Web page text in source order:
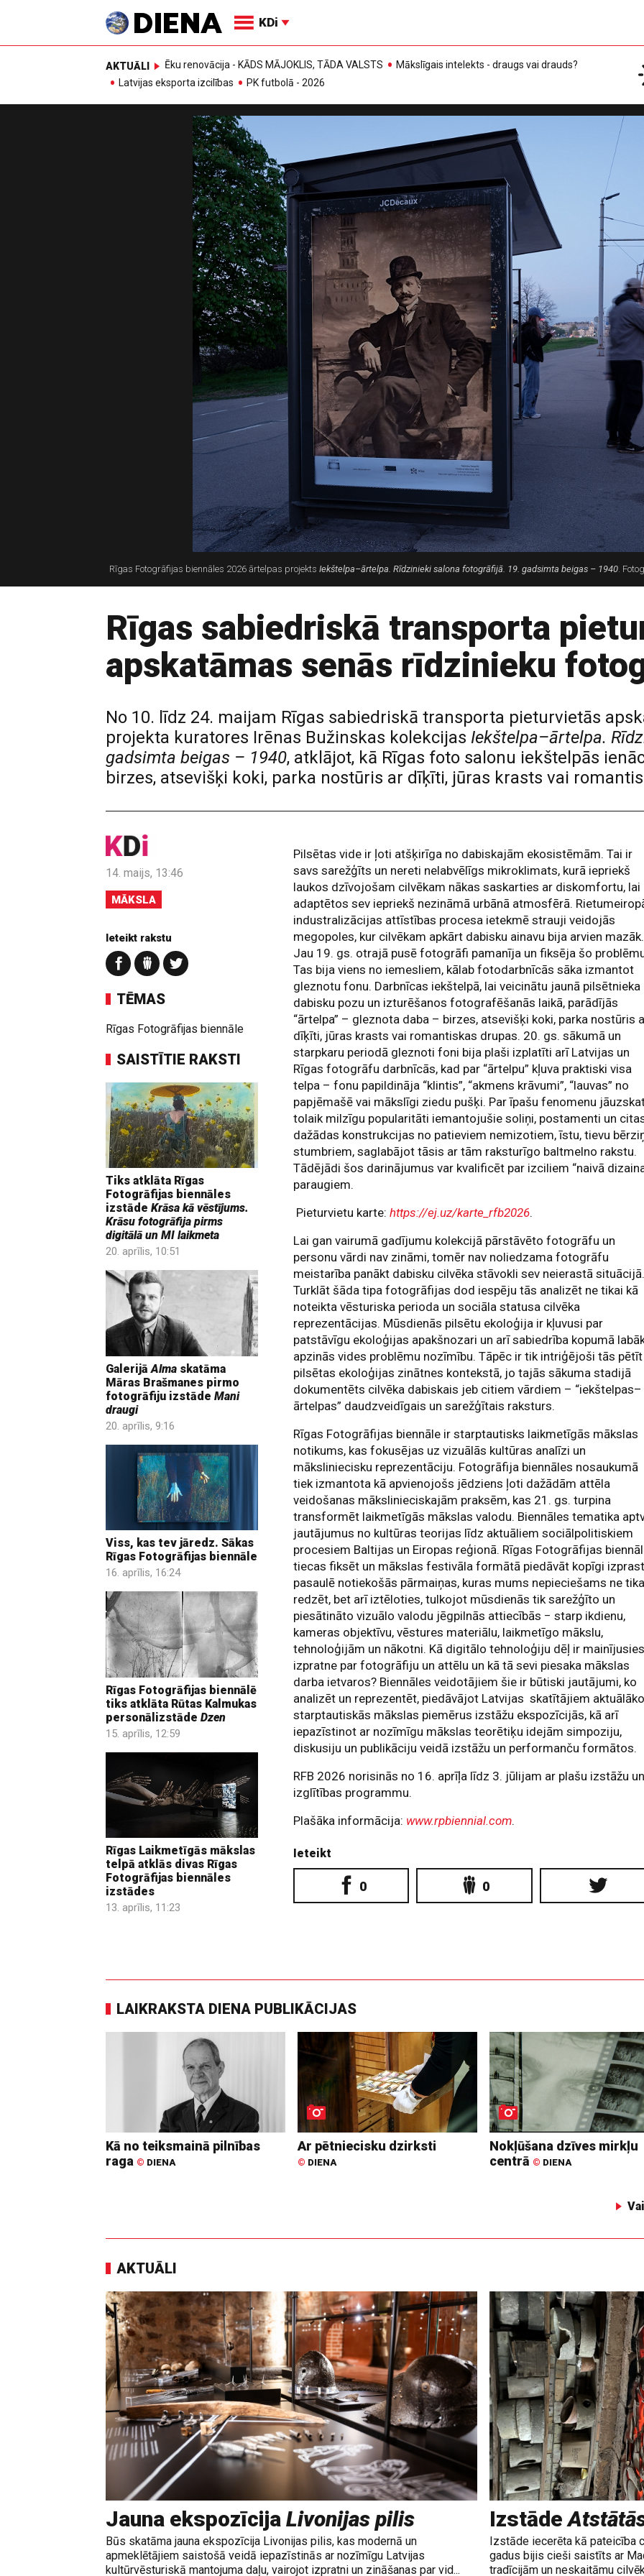
KDi
AKTUĀLI Ēku renovācija - KĀDS MĀJOKLIS, TĀDA VALSTS
Mākslīgais intelekts - draugs vai drauds?
Latvijas eksporta izcilības
PK futbolā - 2026
Rīgas Fotogrāfijas biennāles 2026 ārtelpas projekts Iekštelpa–ārtelpa. Rīdzinieki salona fotogrāfijā. 19. gadsimta beigas – 1940 .
Rīgas sabiedriskā transporta
apskatāmas senās rīdzinieku
No 10. līdz 24. maijam Rīgas sabiedriskā transporta pieturvietās
projekta kuratores Irēnas Bužinskas kolekcijas Iekštelpa–ārtelpa.
gadsimta beigas – 1940, atklājot, kā Rīgas foto salonu iekštelpās
birzes, atsevišķi koki, parka nostūris ar dīķīti, jūras krasts vai
14. maijs, 13:46
MĀKSLA
Ieteikt rakstu
TĒMAS
Rīgas Fotogrāfijas biennāle
SAISTĪTIE RAKSTI
Tiks atklāta Rīgas
Fotogrāfijas biennāles
izstāde Krāsa kā vēstījums.
Krāsu fotogrāfija pirms
digitālā un MI laikmeta
20. aprīlis, 10:51
GalerijāAlma skatāma
Māras Brašmanes pirmo
fotogrāfiju izstāde Mani
draugi
20. aprīlis, 9:16
Viss, kas tev jāredz. Sākas
Rīgas Fotogrāfijas biennāle
16. aprīlis, 16:24
Rīgas Fotogrāfijas biennālē
tiks atklāta Rūtas Kalmukas
personālizstāde Dzen
15. aprīlis, 12:59
Rīgas Laikmetīgās mākslas
telpā atklās divas Rīgas
Fotogrāfijas biennāles
izstādes
13. aprīlis, 11:23
Pilsētas vide ir ļoti atšķirīga no dabiskajām ekosistēmām. Tai ir
savs sarežģīts un nereti nelabvēlīgs mikroklimats, kurā iepriekš
laukos dzīvojošam cilvēkam nākas saskarties ar diskomfortu, lai
adaptētos sev iepriekš nezināmā urbānā atmosfērā.
industralizācijas attīstības procesa ietekmē strauji veidojās
megopoles, kur cilvēkam apkārt dabisku ainavu bija arvien mazāk.
Jau 19. gs. otrajā pusē fotogrāfi pamanīja un fiksēja šo
Tas bija viens no iemesliem, kālab fotodarbnīcās sāka izmantot
gleznotu fonu. Darbnīcas iekštelpā, lai veicinātu jaunā pilsētnieka
dabisku pozu un izturēšanos fotografēšanās laikā, parādījās
“ārtelpa” – gleznota daba – birzes, atsevišķi koki, parka nostūris
dīķīti, jūras krasts vai romantiskas drupas. 20. gs. sākumā un
starpkaru periodā gleznoti foni bija plaši izplatīti arī Latvijas un
Rīgas fotogrāfu darbnīcās, kad par “ārtelpu” kļuva praktiski visa
telpa – fonu papildināja “klintis”, “akmens krāvumi”, “lauvas” no
papjēmašē vai mākslīgi ziedu pušķi. Par īpašu fenomenu
tolaik milzīgu popularitāti iemantojušie soliņi, postamenti un
dažādas konstrukcijas no patieviem nemizotiem, īstu, tievu
stumbriem, saglabājot tāsis ar tām raksturīgo baltmelno rakstu.
Tādējādi šos darinājumus var kvalificēt par izciliem “naivā
paraugiem.
Pieturvietu karte:https://ej.uz/karte_rfb2026.
Lai gan vairumā gadījumu kolekcijā pārstāvēto fotogrāfu un
personu vārdi nav zināmi, tomēr nav noliedzama fotogrāfu
meistarība panākt dabisku cilvēka stāvokli sev neierastā situācijā.
Turklāt šāda tipa fotogrāfijas dod iespēju tās analizēt ne tikai kā
noteikta vēsturiska perioda un sociāla statusa cilvēka
reprezentācijas. Mūsdienās pilsētu ekoloģija ir kļuvusi par
patstāvīgu ekoloģijas apakšnozari un arī sabiedrība kopumā
apzinās vides problēmu nozīmību. Tāpēc ir tik intriģējoši tās pētīt
pilsētas ekoloģijas zinātnes kontekstā, jo tajās sākuma stadijā
dokumentēts cilvēka dabiskais jeb citiem vārdiem – “iekštelpas–
ārtelpas” daudzveidīgais un sarežģītais raksturs.
Rīgas Fotogrāfijas biennāle ir starptautisks laikmetīgās mākslas
notikums, kas fokusējas uz vizuālās kultūras analīzi un
māksliniecisku reprezentāciju. Fotogrāfija biennāles nosaukumā
tiek izmantota kā apvienojošs jēdziens ļoti dažādām attēla
veidošanas mākslinieciskajām praksēm, kas 21. gs. turpina
transformēt laikmetīgās mākslas valodu. Biennāles tematika
jautājumus no kultūras teorijas līdz aktuāliem sociālpolitiskiem
procesiem Baltijas un Eiropas reģionā. Rīgas Fotogrāfijas
tiecas fiksēt un mākslas festivāla formātā piedāvāt kopīgi izprast
pasaulē notiekošās pārmaiņas, kuras mums nepieciešams ne
redzēt, bet arī iztēloties, tulkojot mūsdienās tik sarežģīto un
piesātināto vizuālo valodu jēgpilnās attiecībās − starp ikdienu,
kameras objektīvu, vēstures materiālu, laikmetīgo mākslu,
tehnoloģijām un nākotni. Kā digitālo tehnoloģiju dēļ ir mainījusies
izpratne par fotogrāfiju un attēlu un kā tā sevi piesaka mākslas
darba ietvaros? Biennāles veidotājiem šie ir būtiski jautājumi, ko
analizēt un reprezentēt, piedāvājot Latvijas skatītājiem
starptautiskās mākslas piemērus izstāžu ekspozīcijās, kā arī
iepazīstinot ar nozīmīgu mākslas teorētiķu idejām simpoziju,
diskusiju un publikāciju veidā izstāžu un performanču formātos.
RFB 2026 norisinās no 16. aprīļa līdz 3. jūlijam ar plašu izstāžu un
izglītības programmu.
Plašāka informācija: www.rpbiennial.com.
Ieteikt
0 0
LAIKRAKSTA DIENA PUBLIKĀCIJAS
Kā no teiksmainā pilnības
raga © DIENA
Ar pētniecisku dzirksti
© DIENA
Nokļūšana dzīves mirkļu
centrā © DIENA
AKTUĀLI
Jauna ekspozīcija Livonijas pilis
Būs skatāma jauna ekspozīcija Livonijas pilis, kas modernā un
apmeklētājiem saistošā veidā iepazīstinās ar nozīmīgu Latvijas
kultūrvēsturiskā mantojuma daļu, vairojot izpratni un zināšanas par vid...
Izstāde
Izstāde iecerēta kā pateicība
gadus bijis cieši saistīts ar
tradīcijām un neskaitāmu